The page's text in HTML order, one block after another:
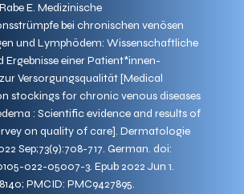
E. Medizinische
bei chronischen venösen
und Lymphödem: Wissenschaftliche
Ergebnisse einer Patient*innen-
Versorgungsqualität [Medical
stockings for chronic venous diseases
: Scientific evidence and results of
on quality of care]. Dermatologie
Sep;73(9):708-717. German. doi:
022-05007-3. Epub 2022 Jun 1.
PMCID: PMC9427895.